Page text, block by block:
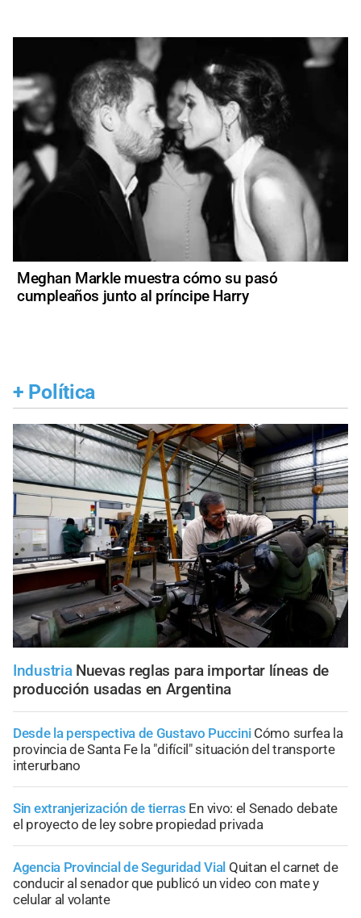
Meghan Markle muestra cómo su pasó
cumpleaños junto al príncipe Harry
+ Política
Industria Nuevas reglas para importar líneas de
producción usadas en Argentina
Desde la perspectiva de Gustavo Puccini Cómo surfea la
provincia de Santa Fe la "difícil" situación del transporte
interurbano
Sin extranjerización de tierras En vivo: el Senado debate
el proyecto de ley sobre propiedad privada
Agencia Provincial de Seguridad Vial Quitan el carnet de
conducir al senador que publicó un video con mate y
celular al volante